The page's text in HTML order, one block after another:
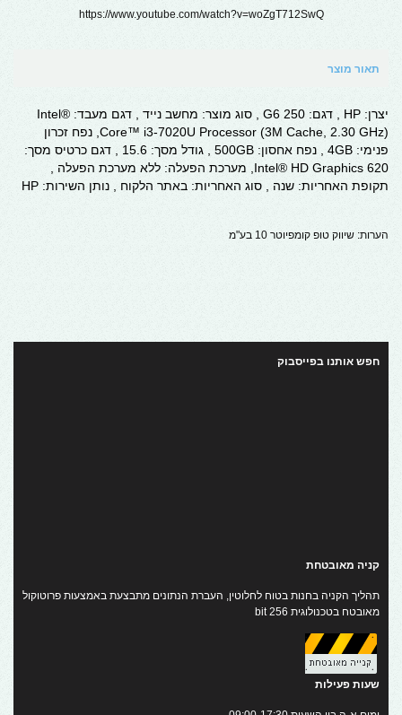
https://www.youtube.com/watch?v=woZgT712SwQ
תאור מוצר
יצרן: HP , דגם: 250 G6 , סוג מוצר: מחשב נייד , דגם מעבד: Intel®
Core™ i3-7020U Processor (3M Cache, 2.30 GHz), נפח זכרון
פנימי: 4GB , נפח אחסון: 500GB , גודל מסך: 15.6 , דגם כרטיס מסך:
Intel® HD Graphics 620, מערכת הפעלה: ללא מערכת הפעלה ,
תקופת האחריות: שנה , סוג האחריות: באתר הלקוח , נותן השירות: HP
הערות: שיווק טופ קומפיוטר 10 בע"מ
חפש אותנו בפייסבוק
קניה מאובטחת
תהליך הקניה בחנות בטוח לחלוטין, העברת הנתונים מתבצעת באמצעות פרוטוקול
מאובטח בטכנולוגית 256 bit
שעות פעילות